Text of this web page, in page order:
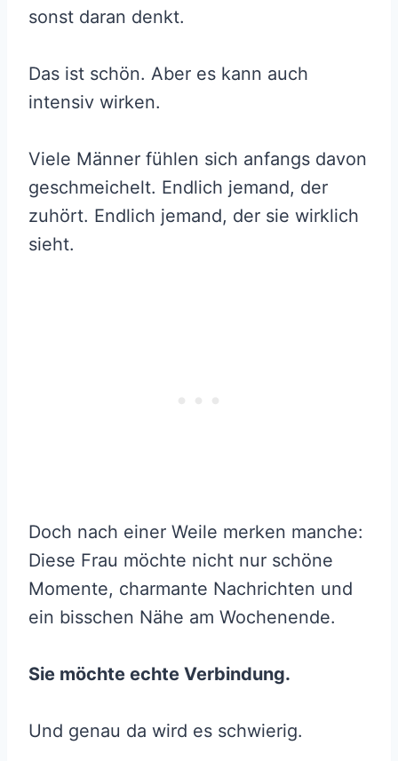
sonst daran denkt.
Das ist schön. Aber es kann auch
intensiv wirken.
Viele Männer fühlen sich anfangs davon
geschmeichelt. Endlich jemand, der
zuhört. Endlich jemand, der sie wirklich
sieht.
Doch nach einer Weile merken manche:
Diese Frau möchte nicht nur schöne
Momente, charmante Nachrichten und
ein bisschen Nähe am Wochenende.
Sie möchte echte Verbindung.
Und genau da wird es schwierig.